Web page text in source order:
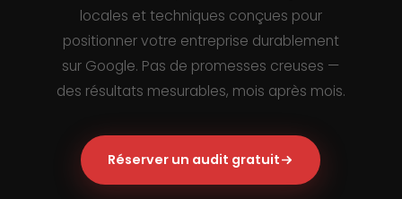
locales et techniques conçues pour
positionner votre entreprise durablement
sur Google. Pas de promesses creuses —
des résultats mesurables, mois après mois.
Réserver un audit gratuit